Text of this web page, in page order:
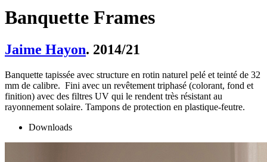
Banquette Frames
Jaime Hayon. 2014/21
Banquette tapissée avec structure en rotin naturel pelé et teinté de 32
mm de calibre. Fini avec un revêtement triphasé (colorant, fond et
finition) avec des filtres UV qui le rendent très résistant au
rayonnement solaire. Tampons de protection en plastique-feutre.
Downloads